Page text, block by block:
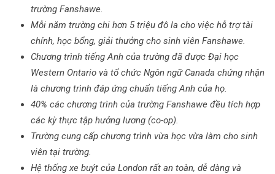
trường Fanshawe.
Mỗi năm trường chi hơn 5 triệu đô la cho việc hỗ trợ tài
chính, học bổng, giải thưởng cho sinh viên Fanshawe.
Chương trình tiếng Anh của trường đã được Đại học
Western Ontario và tổ chức Ngôn ngữ Canada chứng nhận
là chương trình đáp ứng chuẩn tiếng Anh của họ.
40% các chương trình của trường Fanshawe đều tích hợp
các kỳ thực tập hưởng lương (co-op).
Trường cung cấp chương trình vừa học vừa làm cho sinh
viên tại trường.
Hệ thống xe buýt của London rất an toàn, dễ dàng và